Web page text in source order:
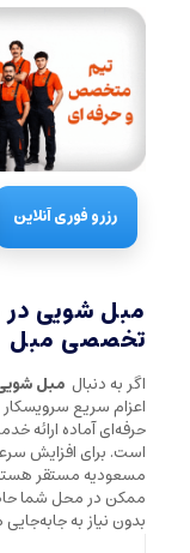
رزرو فوری آنلاین
مبل شویی
تخصصی مبل
اگر به دنبال مبل
اعزام سریع
حرفه‌ای آماده ارائه
است. برای افزایش
مسعودیه مستقر
ممکن در محل شما
بدون نیاز به